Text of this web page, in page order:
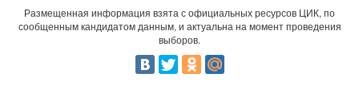
Размещенная информация взята с официальных ресурсов ЦИК, по
сообщенным кандидатом данным, и актуальна на момент проведения
выборов.